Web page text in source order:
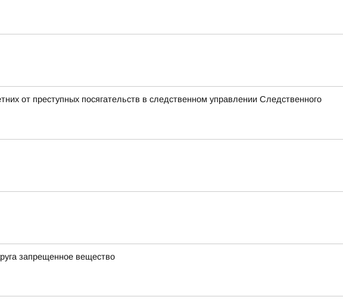
от преступных посягательств в следственном управлении Следственного
запрещенное вещество